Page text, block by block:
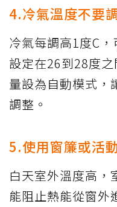
4.冷氣溫度不要
冷氣每調高1度C
設定在26到28度
量設為自動模式，
調整。
5.使用窗簾或活
白天室外溫度高，
能阻止熱能從窗外